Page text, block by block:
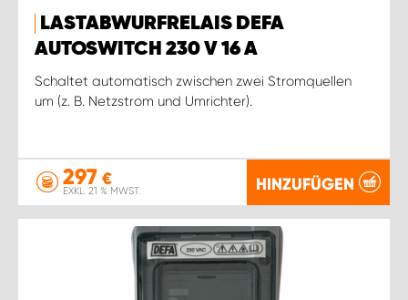
LASTABWURFRELAIS DEFA
AUTOSWITCH 230 V 16 A
Schaltet automatisch zwischen zwei Stromquellen
um (z. B. Netzstrom und Umrichter).
297 €
EXKL. 21 % MWST. HINZUFÜGEN